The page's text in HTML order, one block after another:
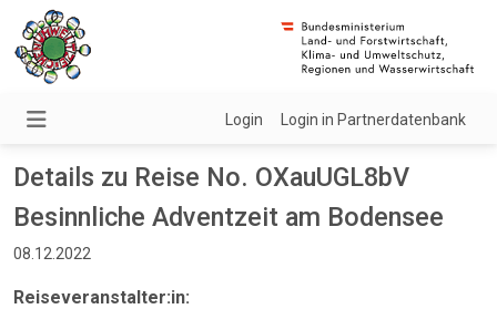
Login Login in Partnerdatenbank
Details zu Reise No. OXauUGL8bV
Besinnliche Adventzeit am Bodensee
08.12.2022
Reiseveranstalter:in: